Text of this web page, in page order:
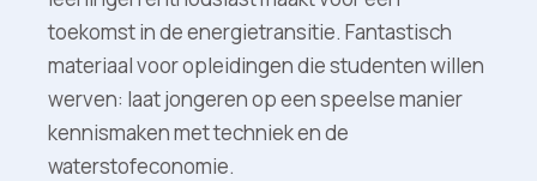
toekomst in de energietransitie. Fantastisch
materiaal voor opleidingen die studenten willen
werven: laat jongeren op een speelse manier
kennismaken met techniek en de
waterstofeconomie.